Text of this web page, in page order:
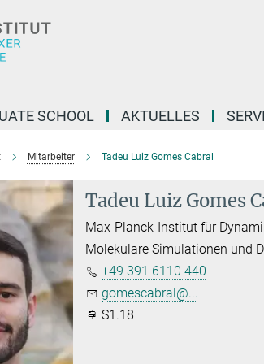
SCHOOL AKTUELLES
Mitarbeiter Tadeu Luiz Gomes Cabral
Tadeu Luiz Gomes
Max-Planck-Institut für
Molekulare Simulationen und
+49 391 6110 440
gomescabral@...
S1.18